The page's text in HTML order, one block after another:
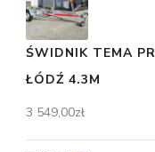
ŚWIDNIK TEMA
ŁÓDŹ 4.3M
3 549,00zł